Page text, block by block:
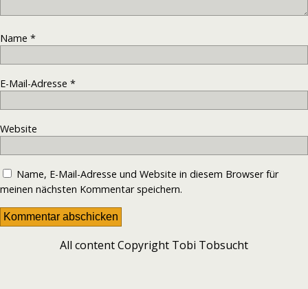
Name *
E-Mail-Adresse *
Website
Name, E-Mail-Adresse und Website in diesem Browser für
meinen nächsten Kommentar speichern.
All content Copyright Tobi Tobsucht